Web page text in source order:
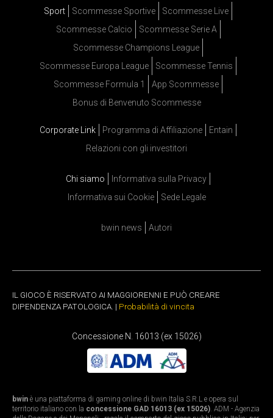
Sport Scommesse Sportive
Scommesse Live
Scommesse Calcio
Scommesse Serie A
Scommesse Champions League
Scommesse Europa League
Scommesse Tennis
Scommesse Formula 1
App Scommesse
Bonus di Benvenuto Scommesse
Corporate Link Programma di Affiliazione
Entain
Relazioni con gli investitori
Chi siamo
Informativa sulla Privacy
Informativa sui Cookie
Sede Legale
bwin news Autori
IL GIOCO È RISERVATO AI MAGGIORENNI E PUÒ CREARE
DIPENDENZA PATOLOGICA. | Probabilità di vincita
Concessione N. 16013 (ex 15026)
bwin è una piattaforma di gaming online di bwin Italia S.R.L e opera sul
territorio italiano con la concessione GAD 16013 (ex 15026). ADM - Agenzia